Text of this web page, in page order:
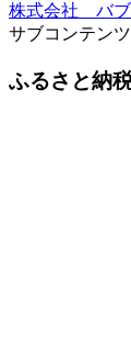
株式会社 バブ
サブコンテンツ
ふるさと納